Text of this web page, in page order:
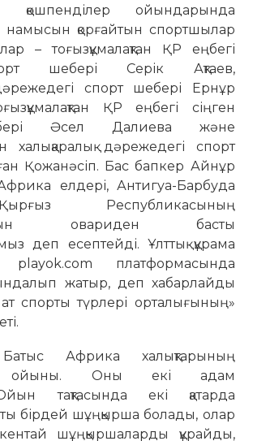
қөшпенділер ойындарында
қорғайтын спортшылар
– тоғызқұмалақтан ҚР еңбегі
шебері Серік Ақтаев,
спорт шебері Ернұр
ҚР еңбегі сіңген
Әсел Далиева және
халықаралық дәрежедегі спорт
Қожанәсіп. Бас бапкер Айнұр
елдері, Антигуа-Барбуда
Республикасының
овариден басты
деп есептейді. Ұлттық құрама
playok.com платформасында
жатыр, деп хабарлайды
ат спорты түрлері орталығының»
Африка халықтарының
ойыны. Оны екі адам
тақтасында екі қатарда
бірдей шұңқырша болады, олар
шұңқыршаларды құрайды,